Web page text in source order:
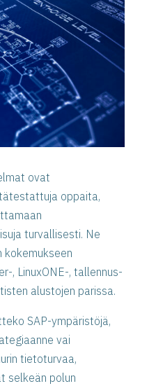
ovat
oppaita,
turvallisesti. Ne
kokemukseen
, LinuxONE-, tallennus-
alustojen parissa.
SAP-ympäristöjä,
vai
tietoturvaa,
selkeän polun